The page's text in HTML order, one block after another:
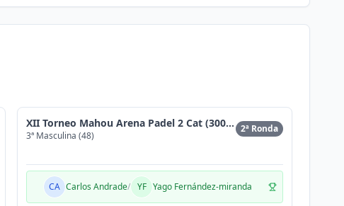
XII Torneo Mahou Arena Padel 2 Cat (300MAX)
3ª Masculina (48)
2ª Ronda
CA Carlos Andrade/ YF Yago Fernández-miranda